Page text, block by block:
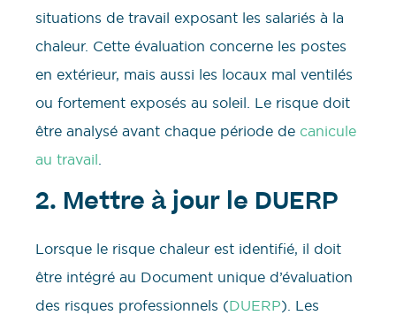
situations de travail exposant les salariés à la
chaleur. Cette évaluation concerne les postes
en extérieur, mais aussi les locaux mal ventilés
ou fortement exposés au soleil. Le risque doit
être analysé avant chaque période de canicule
au travail.
2. Mettre à jour le DUERP
Lorsque le risque chaleur est identifié, il doit
être intégré au Document unique d’évaluation
des risques professionnels (DUERP). Les